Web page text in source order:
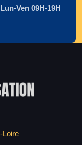
Lun-Ven 09H-19H
Loire